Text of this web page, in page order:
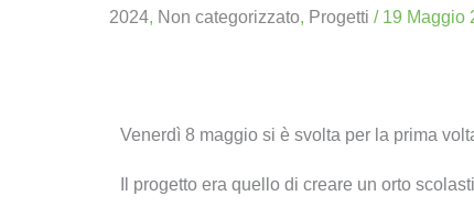
2024, Non categorizzato, Progetti / 19 Maggio
Venerdì 8 maggio si è svolta per la prima
Il progetto era quello di creare un orto